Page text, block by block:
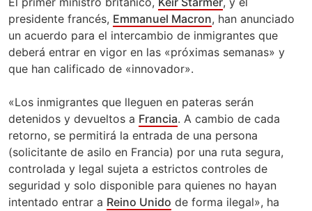
presidente francés, Emmanuel Macron, han anunciado
un acuerdo para el intercambio de inmigrantes que
deberá entrar en vigor en las «próximas semanas» y
que han calificado de «innovador».
«Los inmigrantes que lleguen en pateras serán
detenidos y devueltos a Francia. A cambio de cada
retorno, se permitirá la entrada de una persona
(solicitante de asilo en Francia) por una ruta segura,
controlada y legal sujeta a estrictos controles de
seguridad y solo disponible para quienes no hayan
intentado entrar a Reino Unido de forma ilegal», ha